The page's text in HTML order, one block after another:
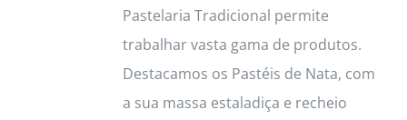
Pastelaria Tradicional permite
trabalhar vasta gama de produtos.
Destacamos os Pastéis de Nata, com
a sua massa estaladiça e recheio